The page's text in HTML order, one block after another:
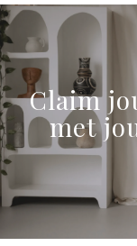
Claim
met